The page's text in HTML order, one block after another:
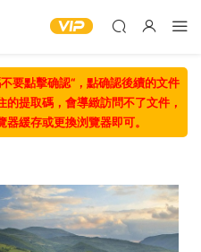
要點擊确認“，點确認後續的文件
提取碼，會導緻訪問不了文件，
緩存或更換浏覽器即可。